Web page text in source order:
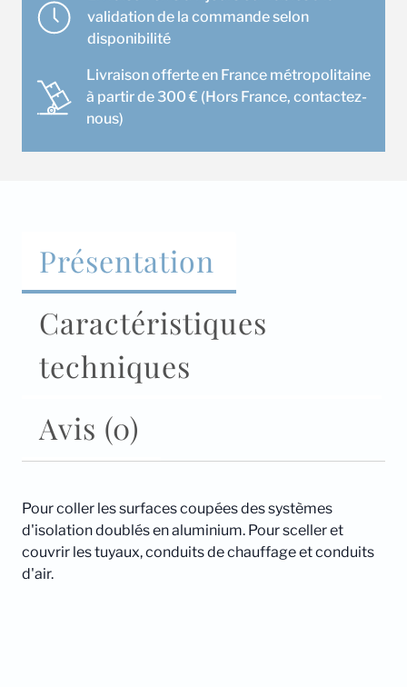
validation de la commande selon
disponibilité
Livraison offerte en France métropolitaine
à partir de 300 € (Hors France, contactez-
nous)
Présentation
Caractéristiques
techniques
Avis (0)
Pour coller les surfaces coupées des systèmes
d'isolation doublés en aluminium. Pour sceller et
couvrir les tuyaux, conduits de chauffage et conduits
d'air.